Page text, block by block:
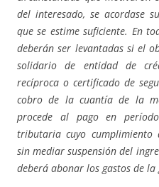
del interesado, se acordase
que se estime suficiente. En
deberán ser levantadas si el
solidario de entidad de
recíproca o certificado de
cobro de la cuantía de la
procede al pago en
tributaria cuyo cumplimiento
sin mediar suspensión del
deberá abonar los gastos de